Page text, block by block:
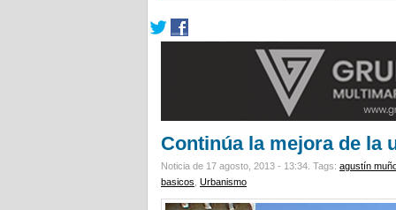
Continúa la mejora de la
Noticia de 17 agosto, 2013 - 13:34. Tags: agustín
basicos Urbanismo